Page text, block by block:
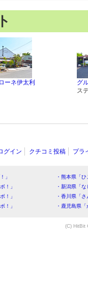
ーネ伊太利
グ
ス
グイン クチコミ投稿 プラ
」
・熊本県「
！」
・新潟県「
！」
・香川県「
！」
・鹿児島県
(C) HitBit